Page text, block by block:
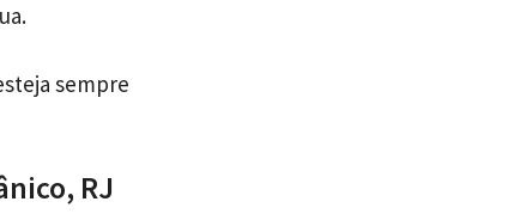
sempre
RJ